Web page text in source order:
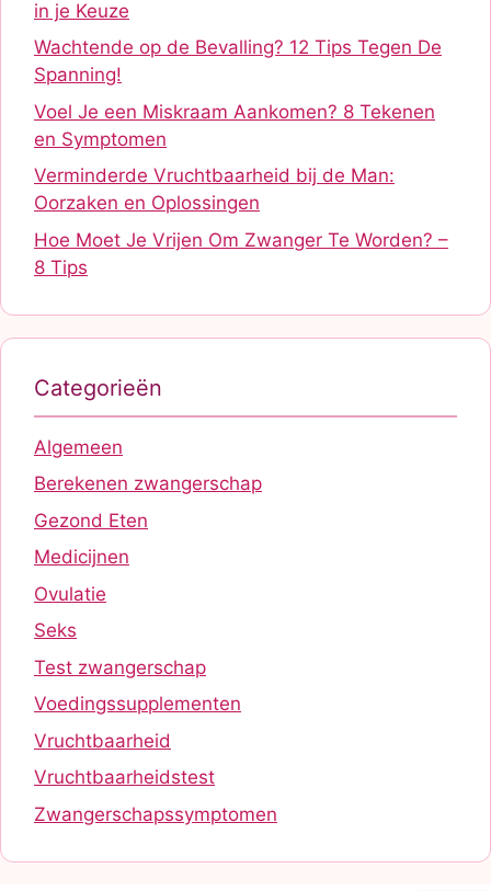
in je Keuze
Wachtende op de Bevalling? 12 Tips Tegen De
Spanning!
Voel Je een Miskraam Aankomen? 8 Tekenen
en Symptomen
Verminderde Vruchtbaarheid bij de Man:
Oorzaken en Oplossingen
Hoe Moet Je Vrijen Om Zwanger Te Worden? –
8 Tips
Categorieën
Algemeen
Berekenen zwangerschap
Gezond Eten
Medicijnen
Ovulatie
Seks
Test zwangerschap
Voedingssupplementen
Vruchtbaarheid
Vruchtbaarheidstest
Zwangerschapssymptomen